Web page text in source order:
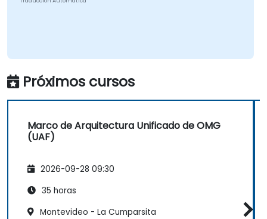
Próximos cursos
Marco de Arquitectura Unificado de OMG
(UAF)
2026-09-28 09:30
35 horas
Montevideo - La Cumparsita